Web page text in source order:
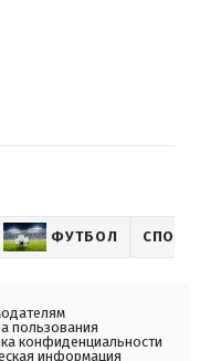
ФУТБОЛ СПОРТ
пользования
конфиденциальности
информация